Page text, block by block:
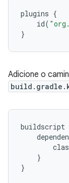
plugins {
id(
}
Adicione o
buildscript
}
}